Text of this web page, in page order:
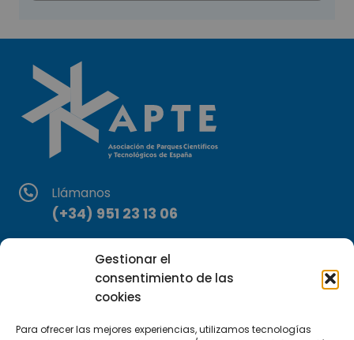
Gestionar el
consentimiento de las
cookies
Para ofrecer las mejores experiencias, utilizamos tecnologías
Llámanos
(+34) 951 23 13 06
Escríbenos
info@apte.org
C/Marie Curie, 35